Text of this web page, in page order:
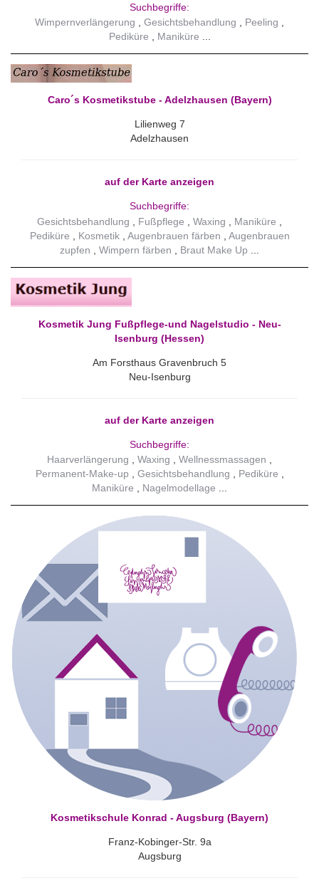
Suchbegriffe:
Wimpernverlängerung
Gesichtsbehandlung
Peeling
Pediküre
Maniküre
Caro´s Kosmetikstube - Adelzhausen (Bayern)
Lilienweg 7
Adelzhausen
auf der Karte anzeigen
Suchbegriffe:
Gesichtsbehandlung
Fußpflege Waxing
Maniküre
Pediküre
Kosmetik Augenbrauen färben
Augenbrauen
zupfen
Wimpern färben Braut Make Up
Kosmetik Jung Fußpflege-und Nagelstudio - Neu-
Isenburg (Hessen)
Am Forsthaus Gravenbruch 5
Neu-Isenburg
auf der Karte anzeigen
Suchbegriffe:
Haarverlängerung
Waxing
Wellnessmassagen
Permanent-Make-up
Gesichtsbehandlung
Pediküre
Maniküre
Nagelmodellage
Kosmetikschule Konrad - Augsburg (Bayern)
Franz-Kobinger-Str. 9a
Augsburg